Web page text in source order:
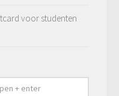
voor studenten